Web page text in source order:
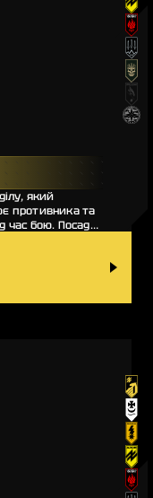
який
противника та
час бою. Посада